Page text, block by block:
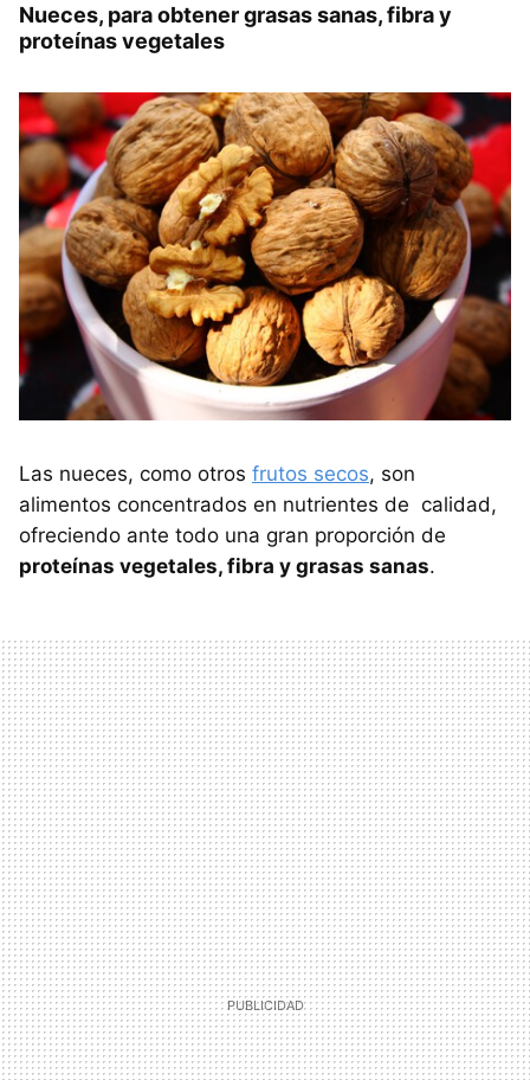
Nueces, para obtener grasas sanas, fibra y
proteínas vegetales
Las nueces, como otros frutos secos, son
alimentos concentrados en nutrientes de calidad,
ofreciendo ante todo una gran proporción de
proteínas vegetales, fibra y grasas sanas.